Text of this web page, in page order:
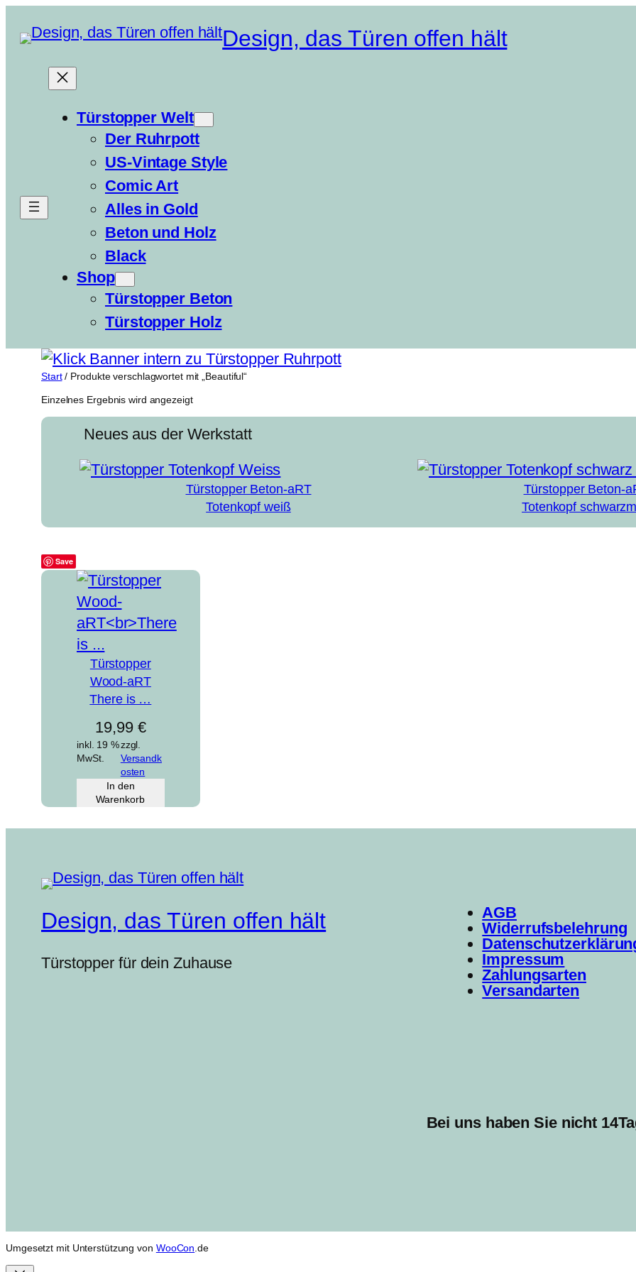
Inhalt
Design, das Türen offen hält
Türstopper Welt
Der Ruhrpott
US-Vintage Style
Comic Art
Alles in Gold
Beton und Holz
Black
Shop
Türstopper Beton
Türstopper Holz
Start/ Produkte verschlagwortet mit „Beautiful“
Einzelnes Ergebnis wird angezeigt
Neues aus der Werkstatt
Türstopper Beton-aRT
Totenkopf weiß
Türstopper Beton-
Totenkopf
Save
Türstopper
Wood-aRT
There is …
19,99 €
inkl. 19 %
MwSt.
zzgl.
Versandk
osten
In den
Warenkorb
Design, das Türen offen hält
Türstopper für dein Zuhause
AGB
Widerrufsbelehrung
Impressum
Zahlungsarten
Versandarten
Bei uns haben Sie nicht
Umgesetzt mit Unterstützung von WooCon .de